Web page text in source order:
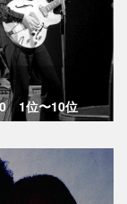
1位〜10位